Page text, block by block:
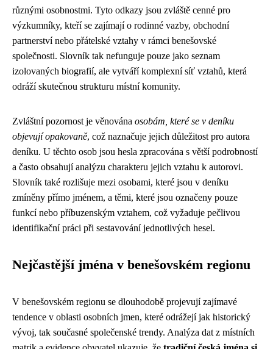
různými osobnostmi. Tyto odkazy jsou zvláště cenné pro
výzkumníky, kteří se zajímají o rodinné vazby, obchodní
partnerství nebo přátelské vztahy v rámci benešovské
společnosti. Slovník tak nefunguje pouze jako seznam
izolovaných biografií, ale vytváří komplexní síť vztahů, která
odráží skutečnou strukturu místní komunity.
Zvláštní pozornost je věnována osobám, které se v deníku
objevují opakovaně, což naznačuje jejich důležitost pro autora
deníku. U těchto osob jsou hesla zpracována s větší podrobností
a často obsahují analýzu charakteru jejich vztahu k autorovi.
Slovník také rozlišuje mezi osobami, které jsou v deníku
zmíněny přímo jménem, a těmi, které jsou označeny pouze
funkcí nebo příbuzenským vztahem, což vyžaduje pečlivou
identifikační práci při sestavování jednotlivých hesel.
Nejčastější jména v benešovském regionu
V benešovském regionu se dlouhodobě projevují zajímavé
tendence v oblasti osobních jmen, které odrážejí jak historický
vývoj, tak současné společenské trendy. Analýza dat z místních